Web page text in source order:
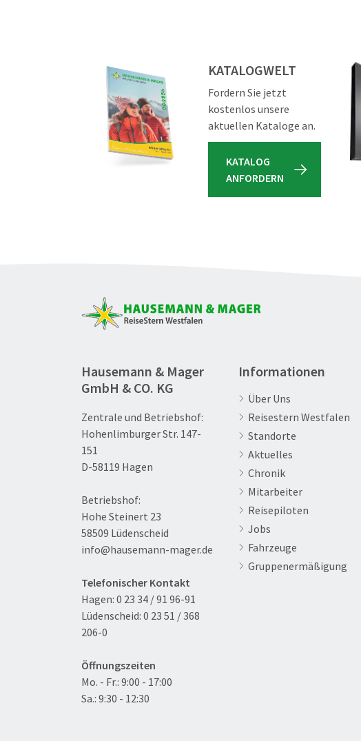
KATALOGWELT
Fordern Sie jetzt
kostenlos unsere
aktuellen Kataloge an.
KATALOG
ANFORDERN
Hausemann & Mager
GmbH & CO. KG
Zentrale und Betriebshof:
Hohenlimburger Str. 147-
151
D-58119 Hagen
Betriebshof:
Hohe Steinert 23
58509 Lüdenscheid
info@hausemann-mager.de
Telefonischer Kontakt
Hagen: 0 23 34 / 91 96-91
Lüdenscheid: 0 23 51 / 368
206-0
Öffnungszeiten
Mo. - Fr.: 9:00 - 17:00
Sa.: 9:30 - 12:30
Informationen
Über Uns
Reisestern Westfalen
Standorte
Aktuelles
Chronik
Mitarbeiter
Reisepiloten
Jobs
Fahrzeuge
Gruppenermäßigung